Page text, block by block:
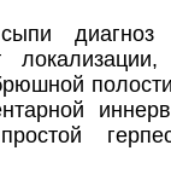
диагноз